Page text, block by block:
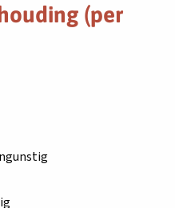
(per